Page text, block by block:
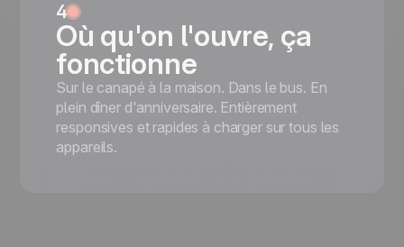
4
Où qu'on l'ouvre, ça
fonctionne
Sur le canapé à la maison. Dans le bus. En
plein dîner d'anniversaire. Entièrement
responsives et rapides à charger sur tous les
appareils.